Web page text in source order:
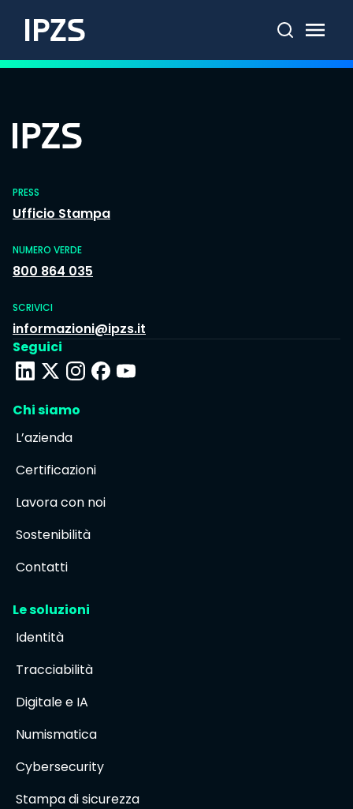
Cerca
PRESS
Ufficio Stampa
NUMERO VERDE
800 864 035
SCRIVICI
informazioni@ipzs.it
Seguici
Chi siamo
L’azienda
Certificazioni
Lavora con noi
Sostenibilità
Contatti
Le soluzioni
Identità
Tracciabilità
Digitale e IA
Numismatica
Cybersecurity
Stampa di sicurezza